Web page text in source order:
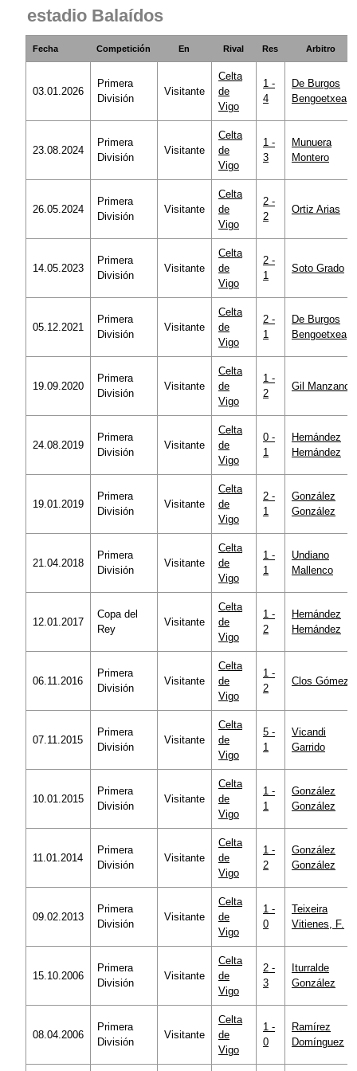
estadio Balaídos
Fecha Competición En Rival Res Arbitro
03.01.2026
Primera
División
Visitante
Celta
de
Vigo
1 -
4
De Burgos
Bengoetxea
23.08.2024
Primera
División
Visitante
Celta
de
Vigo
1 -
3
Munuera
Montero
26.05.2024
Primera
División
Visitante
Celta
de
Vigo
2 -
2
Ortiz Arias
14.05.2023
Primera
División
Visitante
Celta
de
Vigo
2 -
1
Soto Grado
05.12.2021
Primera
División
Visitante
Celta
de
Vigo
2 -
1
De Burgos
Bengoetxea
19.09.2020
Primera
División
Visitante
Celta
de
Vigo
1 -
2
Gil Manzano
24.08.2019
Primera
División
Visitante
Celta
de
Vigo
0 -
1
Hernández
Hernández
19.01.2019
Primera
División
Visitante
Celta
de
Vigo
2 -
1
González
González
21.04.2018
Primera
División
Visitante
Celta
de
Vigo
1 -
1
Undiano
Mallenco
12.01.2017
Copa del
Rey
Visitante
Celta
de
Vigo
1 -
2
Hernández
Hernández
06.11.2016
Primera
División
Visitante
Celta
de
Vigo
1 -
2
Clos Gómez
07.11.2015
Primera
División
Visitante
Celta
de
Vigo
5 -
1
Vicandi
Garrido
10.01.2015
Primera
División
Visitante
Celta
de
Vigo
1 -
1
González
González
11.01.2014
Primera
División
Visitante
Celta
de
Vigo
1 -
2
González
González
09.02.2013
Primera
División
Visitante
Celta
de
Vigo
1 -
0
Teixeira
Vitienes, F.
15.10.2006
Primera
División
Visitante
Celta
de
Vigo
2 -
3
Iturralde
González
08.04.2006
Primera
División
Visitante
Celta
de
Vigo
1 -
0
Ramírez
Domínguez